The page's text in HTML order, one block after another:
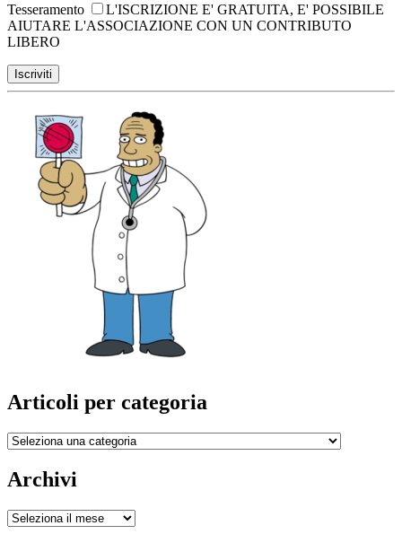
Tesseramento
L'ISCRIZIONE E' GRATUITA, E' POSSIBILE
AIUTARE L'ASSOCIAZIONE CON UN CONTRIBUTO
LIBERO
Articoli per categoria
Articoli
categoria
Archivi
Archivi